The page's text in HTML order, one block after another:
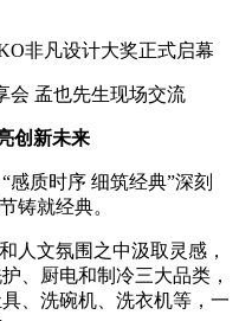
会 孟也先生现场交流
创新未来
质时序 细筑经典”深刻
铸就经典。
人文氛围之中汲取灵感，
、厨电和制冷三大品类，
、洗碗机、洗衣机等，一